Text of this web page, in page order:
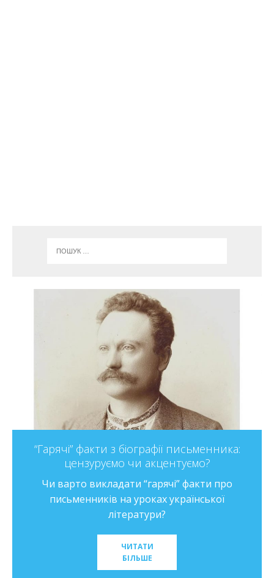
“Гарячі” факти з біографії письменника:
цензуруємо чи акцентуємо?
Чи варто викладати “гарячі” факти про
письменників на уроках української
літератури?
ЧИТАТИ
БІЛЬШЕ